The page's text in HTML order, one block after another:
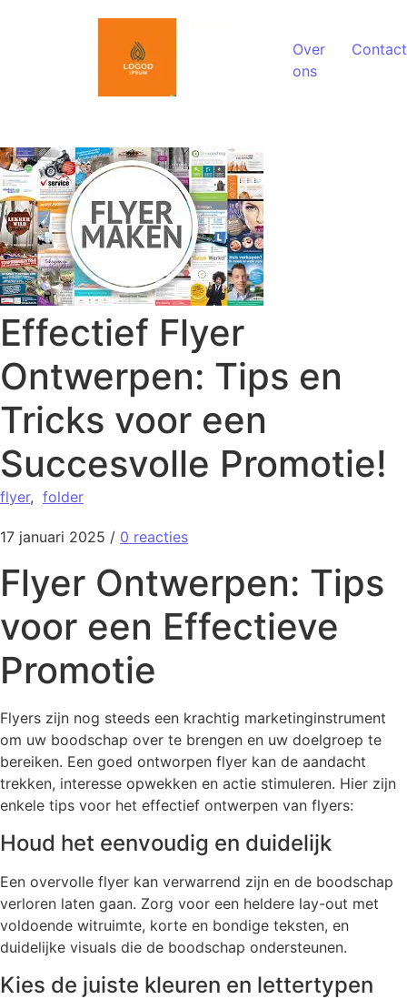
Over
ons
Contact
Effectief Flyer
Ontwerpen: Tips en
Tricks voor een
Succesvolle Promotie!
flyer, folder
17 januari 2025 / 0 reacties
Flyer Ontwerpen: Tips
voor een Effectieve
Promotie
Flyers zijn nog steeds een krachtig marketinginstrument
om uw boodschap over te brengen en uw doelgroep te
bereiken. Een goed ontworpen flyer kan de aandacht
trekken, interesse opwekken en actie stimuleren. Hier zijn
enkele tips voor het effectief ontwerpen van flyers:
Houd het eenvoudig en duidelijk
Een overvolle flyer kan verwarrend zijn en de boodschap
verloren laten gaan. Zorg voor een heldere lay-out met
voldoende witruimte, korte en bondige teksten, en
duidelijke visuals die de boodschap ondersteunen.
Kies de juiste kleuren en lettertypen